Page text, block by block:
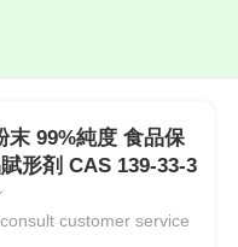
末 99%純度 食品保
形剤 CAS 139-33-3
customer service